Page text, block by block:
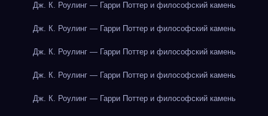
Дж. К. Роулинг — Гарри Поттер и философский камень
Дж. К. Роулинг — Гарри Поттер и философский камень
Дж. К. Роулинг — Гарри Поттер и философский камень
Дж. К. Роулинг — Гарри Поттер и философский камень
Дж. К. Роулинг — Гарри Поттер и философский камень